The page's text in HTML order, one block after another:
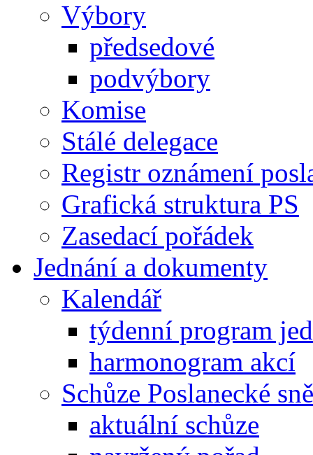
Výbory
předsedové
podvýbory
Komise
Stálé delegace
Registr oznámení
Grafická struktura PS
Zasedací pořádek
Jednání a dokumenty
Kalendář
týdenní program
harmonogram akcí
Schůze Poslanecké
aktuální schůze